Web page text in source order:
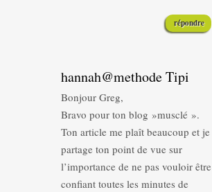
répondre
hannah@methode Tipi
Bonjour Greg,
Bravo pour ton blog »musclé ».
Ton article me plaît beaucoup et je
partage ton point de vue sur
l’importance de ne pas vouloir être
confiant toutes les minutes de